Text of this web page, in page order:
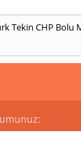
Tekin CHP Bolu